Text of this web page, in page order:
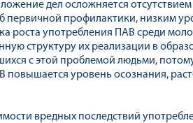
дел осложняется
профилактики, низким
употребления ПАВ среди
структуру их реализации в
с этой проблемой людьми,
уровень осознания,
вредных последствий